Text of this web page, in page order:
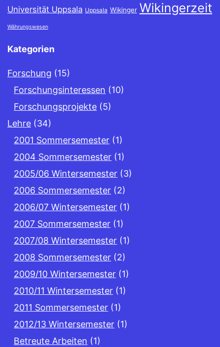
Universität Uppsala Uppsala Wikinger Wikingerzeit
Währungswesen
Kategorien
Forschung (15)
Forschungsinteressen (10)
Forschungsprojekte (5)
Lehre (34)
2001 Sommersemester (1)
2004 Sommersemester (1)
2005/06 Wintersemester (3)
2006 Sommersemester (2)
2006/07 Wintersemester (1)
2007 Sommersemester (1)
2007/08 Wintersemester (1)
2008 Sommersemester (2)
2009/10 Wintersemester (1)
2010/11 Wintersemester (1)
2011 Sommersemester (1)
2012/13 Wintersemester (1)
Betreute Arbeiten (1)